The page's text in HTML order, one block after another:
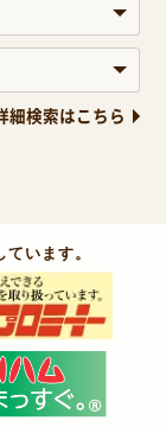
細検索はこちら
います。